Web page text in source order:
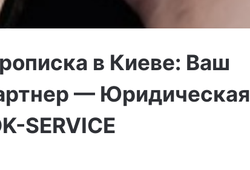
в Киеве: Ваш
— Юридическая
SERVICE